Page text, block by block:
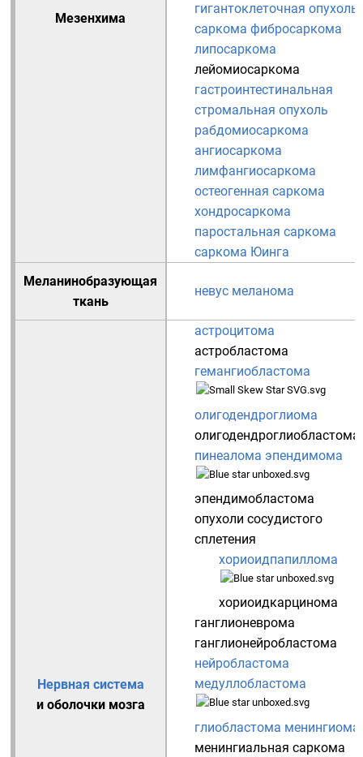
Мезенхима
гигантоклеточная опухоль
саркома фибросаркома
липосаркома
лейомиосаркома
гастроинтестинальная
стромальная опухоль
рабдомиосаркома
ангиосаркома
лимфангиосаркома
остеогенная саркома
хондросаркома
паростальная саркома
саркома Юинга
Меланинобразующая
ткань
невус меланома
Нервная система
и оболочки мозга
астроцитома
астробластома
гемангиобластома
олигодендроглиома
олигодендроглиобластома
пинеалома эпендимома
эпендимобластома
опухоли сосудистого
сплетения
хориоидпапиллома
хориоидкарцинома
ганглионеврома
ганглионейробластома
нейробластома
медуллобластома
глиобластома менингиома
менингиальная саркома